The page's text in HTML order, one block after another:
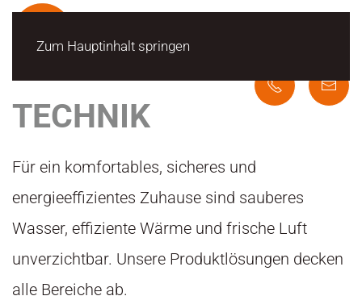
Zum Hauptinhalt springen
TECHNIK
Für ein komfortables, sicheres und
energieeffizientes Zuhause sind sauberes
Wasser, effiziente Wärme und frische Luft
unverzichtbar. Unsere Produktlösungen decken
alle Bereiche ab.